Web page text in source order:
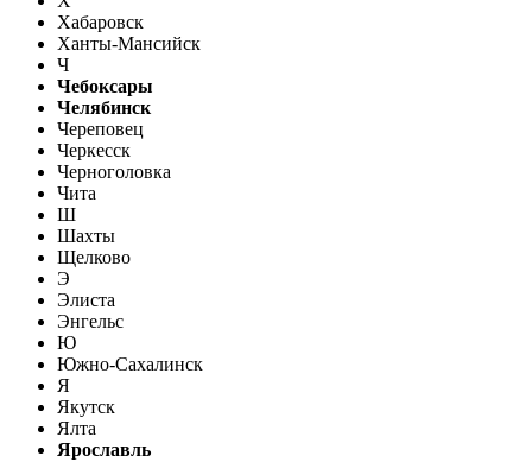
Хабаровск
Ханты-Мансийск
Ч
Чебоксары
Челябинск
Череповец
Черкесск
Черноголовка
Чита
Ш
Шахты
Щелково
Э
Элиста
Энгельс
Ю
Южно-Сахалинск
Я
Якутск
Ялта
Ярославль